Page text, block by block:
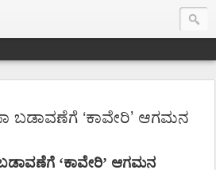
ಬಡಾವಣೆಗೆ ‘ಕಾವೇರಿ’ ಆಗಮನ
ಬಡಾವಣೆಗೆ ‘ಕಾವೇರಿ’ ಆಗಮನ